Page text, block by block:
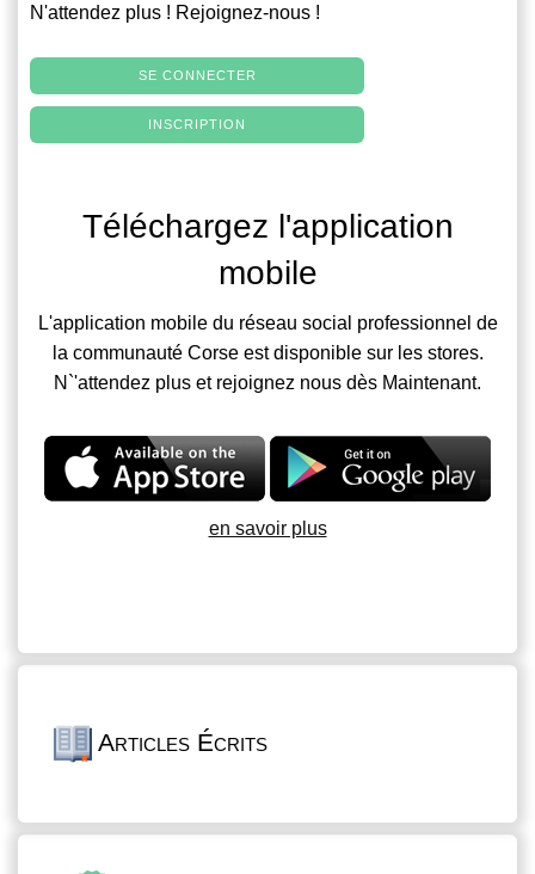
N'attendez plus ! Rejoignez-nous !
SE CONNECTER
INSCRIPTION
Téléchargez l'application
mobile
L'application mobile du réseau social professionnel de
la communauté Corse est disponible sur les stores.
N`'attendez plus et rejoignez nous dès Maintenant.
en savoir plus
Articles Écrits